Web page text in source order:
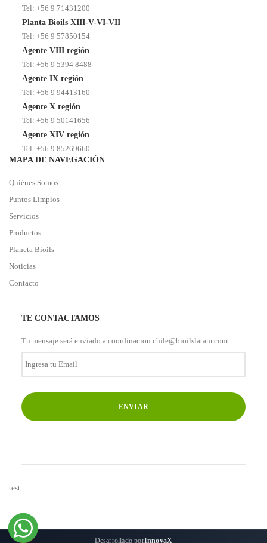
Tel: +56 9 71431200
Planta Bioils XIII-V-VI-VII
Tel: +56 9 57850154
Agente VIII región
Tel: +56 9 5394 8488
Agente IX región
Tel: +56 9 94413160
Agente X región
Tel: +56 9 50141656
Agente XIV región
Tel: +56 9 85269660
MAPA DE NAVEGACIÓN
Quiénes Somos
Puntos Limpios
Servicios
Productos
Planeta Bioils
Noticias
Contacto
TE CONTACTAMOS
Tu mensaje será enviado a coordinacion.chile@bioilslatam.com
Ingresa
test
Desarrollado porInnovaX